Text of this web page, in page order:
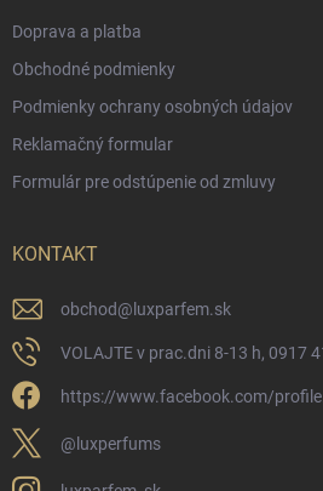
Doprava a platba
Obchodné podmienky
Podmienky ochrany osobných údajov
Reklamačný formular
Formulár pre odstúpenie od zmluvy
KONTAKT
obchod@ luxparfem.sk
VOLAJTE v prac.dni 8-13 h, 0917
https://www.facebook.com/
@luxperfums